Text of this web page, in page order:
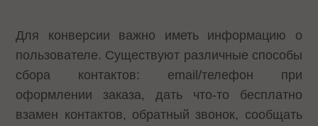
Для конверсии важно иметь информацию о
пользователе. Существуют различные способы
сбора контактов: email/телефон при
оформлении заказа, дать что-то бесплатно
взамен контактов, обратный звонок, сообщать